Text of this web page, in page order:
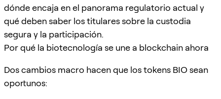
dónde encaja en el panorama regulatorio actual y
qué deben saber los titulares sobre la custodia
segura y la participación.
Por qué la biotecnología se une a blockchain ahora
Dos cambios macro hacen que los tokens BIO sean
oportunos: